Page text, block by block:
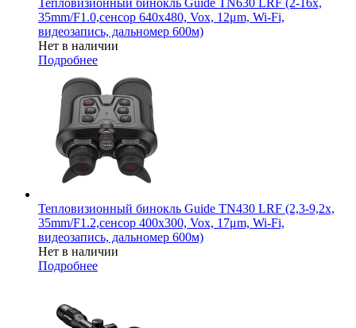
Тепловизионный бинокль Guide TN630 LRF (2-16x,
35mm/F1.0,сенсор 640х480, Vox, 12μm, Wi-Fi,
видеозапись, дальномер 600м)
Нет в наличии
Подробнее
Тепловизионный бинокль Guide TN430 LRF (2,3-9,2x,
35mm/F1.2,сенсор 400х300, Vox, 17μm, Wi-Fi,
видеозапись, дальномер 600м)
Нет в наличии
Подробнее